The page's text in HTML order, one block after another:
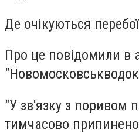
Де очікуються
Про це повідомили в
"У зв'язку з поривом
тимчасово